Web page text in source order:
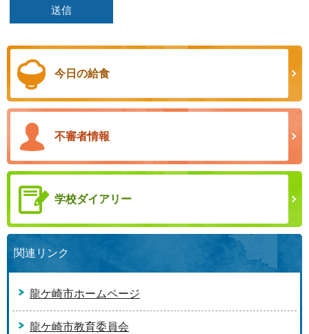
今日の給食
不審者情報
学校ダイアリー
関連リンク
龍ケ崎市ホームページ
龍ケ崎市教育委員会